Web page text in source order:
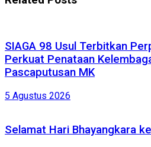
SIAGA 98 Usul Terbitkan
Perkuat Penataan
Pascaputusan MK
5 Agustus 2026
Selamat Hari Bhayangkara